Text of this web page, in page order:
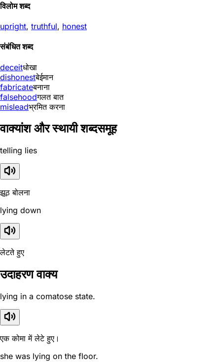
विलोम शब्द
upright, truthful, honest
संबंधित शब्द
deceitधोखा
dishonestबेईमान
fabricateबनाना
falsehoodगलत बात
misleadभ्रमित करना
वाक्यांश और स्थायी शब्दसमूह
telling lies
झूठ बोलना
lying down
लेटते हुए
उदाहरण वाक्य
lying in a comatose state.
एक कोमा में लेटे हुए।
she was lying on the floor.